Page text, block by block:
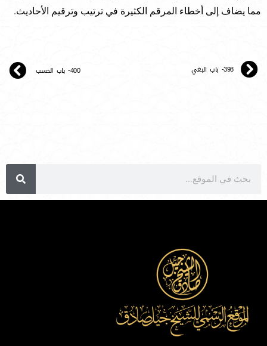
مما يضاف إلى أخطاء المرقم الكثيرة في ترتيب وترقيم الأحاديث.
398- باب البغي 400- باب الحسب